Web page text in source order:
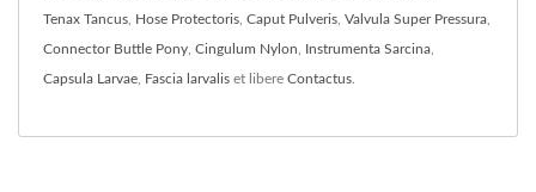
Tenax Tancus Hose Protectoris Caput Pulveris Valvula Super Pressura
Connector Buttle Pony Cingulum Nylon Instrumenta Sarcina
Capsula Larvae Fascia larvalis et libere Contactus